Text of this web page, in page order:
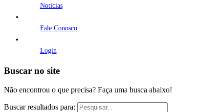
Notícias
Fale Conosco
Login
Buscar no site
Não encontrou o que precisa? Faça uma busca abaixo!
Buscar resultados para: